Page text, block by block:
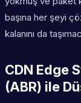
başına her şeyi
kalanını da
CDN Edge
(ABR) ile